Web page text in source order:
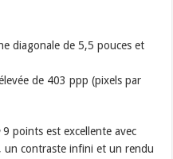
diagonale de 5,5 pouces et
de 403 ppp (pixels par
9 points est excellente avec
un contraste infini et un rendu